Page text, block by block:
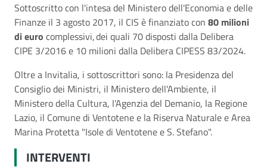
Sottoscritto con l'intesa del Ministero dell'Economia e delle
Finanze il 3 agosto 2017, il CIS è finanziato con 80 milioni
di euro complessivi, dei quali 70 disposti dalla Delibera
CIPE 3/2016 e 10 milioni dalla Delibera CIPESS 83/2024.
Oltre a Invitalia, i sottoscrittori sono: la Presidenza del
Consiglio dei Ministri, il Ministero dell'Ambiente, il
Ministero della Cultura, l'Agenzia del Demanio, la Regione
Lazio, il Comune di Ventotene e la Riserva Naturale e Area
Marina Protetta "Isole di Ventotene e S. Stefano".
INTERVENTI